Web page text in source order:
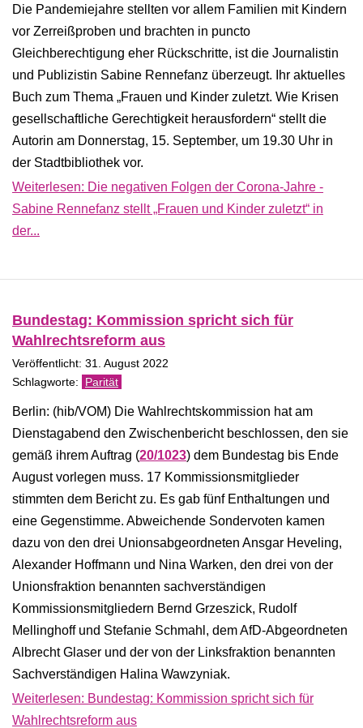
Die Pandemiejahre stellten vor allem Familien mit Kindern
vor Zerreißproben und brachten in puncto
Gleichberechtigung eher Rückschritte, ist die Journalistin
und Publizistin Sabine Rennefanz überzeugt. Ihr aktuelles
Buch zum Thema „Frauen und Kinder zuletzt. Wie Krisen
gesellschaftliche Gerechtigkeit herausfordern“ stellt die
Autorin am Donnerstag, 15. September, um 19.30 Uhr in
der Stadtbibliothek vor.
Weiterlesen: Die negativen Folgen der Corona-Jahre -
Sabine Rennefanz stellt „Frauen und Kinder zuletzt“ in
der...
Bundestag: Kommission spricht sich für
Wahlrechtsreform aus
Veröffentlicht: 31. August 2022
Parität
Berlin: (hib/VOM) Die Wahlrechtskommission hat am
Dienstagabend den Zwischenbericht beschlossen, den sie
gemäß ihrem Auftrag (20/1023) dem Bundestag bis Ende
August vorlegen muss. 17 Kommissionsmitglieder
stimmten dem Bericht zu. Es gab fünf Enthaltungen und
eine Gegenstimme. Abweichende Sondervoten kamen
dazu von den drei Unionsabgeordneten Ansgar Heveling,
Alexander Hoffmann und Nina Warken, den drei von der
Unionsfraktion benannten sachverständigen
Kommissionsmitgliedern Bernd Grzeszick, Rudolf
Mellinghoff und Stefanie Schmahl, dem AfD-Abgeordneten
Albrecht Glaser und der von der Linksfraktion benannten
Sachverständigen Halina Wawzyniak.
Weiterlesen: Bundestag: Kommission spricht sich für
Wahlrechtsreform aus